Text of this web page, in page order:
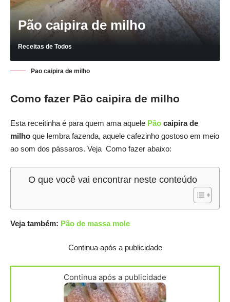
Pão caipira de milho
Receitas de Todos
Pao caipira de milho
Como fazer Pão caipira de milho
Esta receitinha é para quem ama aquele Pão caipira de
milho que lembra fazenda, aquele cafezinho gostoso em meio
ao som dos pássaros. Veja Como fazer abaixo:
O que você vai encontrar neste conteúdo
Veja também: Pão de massa mole
Continua após a publicidade
Continua após a publicidade